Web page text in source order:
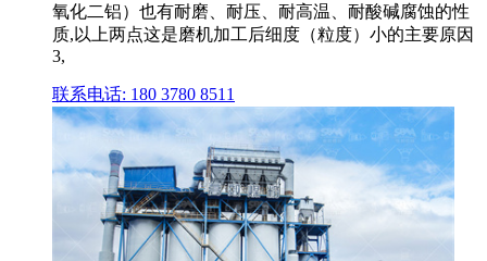
氧化二铝）也有耐磨、耐压、耐高温、耐酸碱腐蚀的性
质,以上两点这是磨机加工后细度（粒度）小的主要原因
3,
联系电话: 180 3780 8511